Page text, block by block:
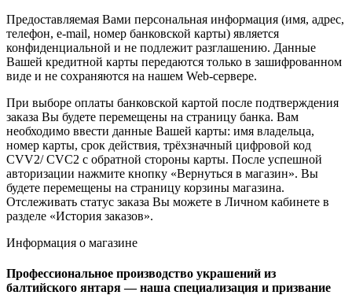
Предоставляемая Вами персональная информация (имя, адрес,
телефон, e-mail, номер банковской карты) является
конфиденциальной и не подлежит разглашению. Данные
Вашей кредитной карты передаются только в зашифрованном
виде и не сохраняются на нашем Web-сервере.
При выборе оплаты банковской картой после подтверждения
заказа Вы будете перемещены на страницу банка. Вам
необходимо ввести данные Вашей карты: имя владельца,
номер карты, срок действия, трёхзначный цифровой код
CVV2/ CVC2 с обратной стороны карты. После успешной
авторизации нажмите кнопку «Вернуться в магазин». Вы
будете перемещены на страницу корзины магазина.
Отслеживать статус заказа Вы можете в Личном кабинете в
разделе «История заказов».
Информация о магазине
Профессиональное производство украшений из
балтийского янтаря — наша специализация и призвание